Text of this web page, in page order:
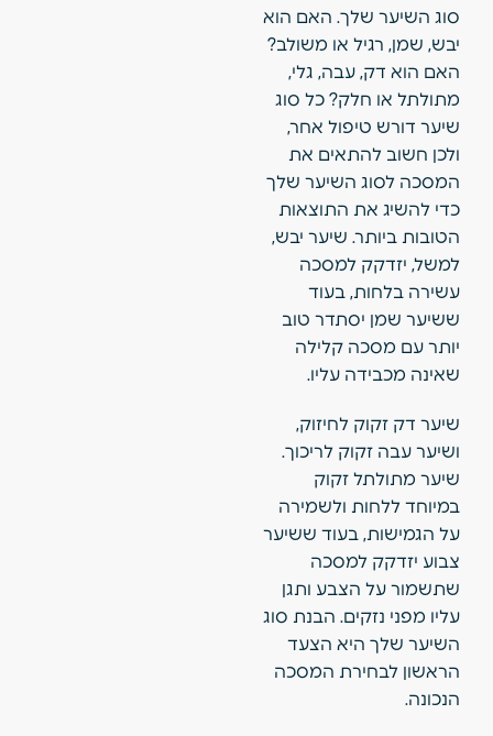
סוג השיער שלך. האם הוא
יבש, שמן, רגיל או משולב?
האם הוא דק, עבה, גלי,
מתולתל או חלק? כל סוג
שיער דורש טיפול אחר,
ולכן חשוב להתאים את
המסכה לסוג השיער שלך
כדי להשיג את התוצאות
הטובות ביותר. שיער יבש,
למשל, יזדקק למסכה
עשירה בלחות, בעוד
ששיער שמן יסתדר טוב
יותר עם מסכה קלילה
שאינה מכבידה עליו.
שיער דק זקוק לחיזוק,
ושיער עבה זקוק לריכוך.
שיער מתולתל זקוק
במיוחד ללחות ולשמירה
על הגמישות, בעוד ששיער
צבוע יזדקק למסכה
שתשמור על הצבע ותגן
עליו מפני נזקים. הבנת סוג
השיער שלך היא הצעד
הראשון לבחירת המסכה
הנכונה.